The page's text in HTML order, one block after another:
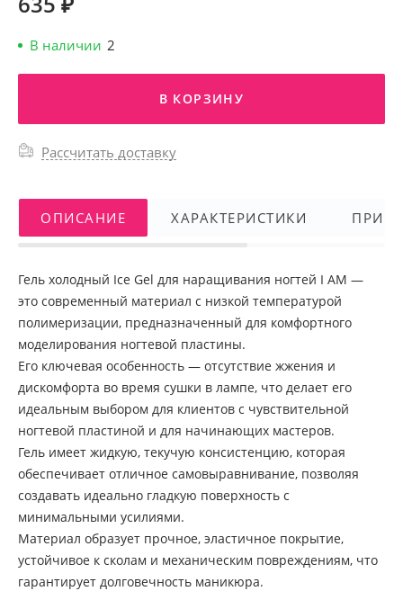
В наличии 2
В КОРЗИНУ
Рассчитать доставку
ОПИСАНИЕ ХАРАКТЕРИСТИКИ
Гель холодный Ice Gel для наращивания ногтей I AM —
это современный материал с низкой температурой
полимеризации, предназначенный для комфортного
моделирования ногтевой пластины.
Его ключевая особенность — отсутствие жжения и
дискомфорта во время сушки в лампе, что делает его
идеальным выбором для клиентов с чувствительной
ногтевой пластиной и для начинающих мастеров.
Гель имеет жидкую, текучую консистенцию, которая
обеспечивает отличное самовыравнивание, позволяя
создавать идеально гладкую поверхность с
минимальными усилиями.
Материал образует прочное, эластичное покрытие,
устойчивое к сколам и механическим повреждениям, что
гарантирует долговечность маникюра.